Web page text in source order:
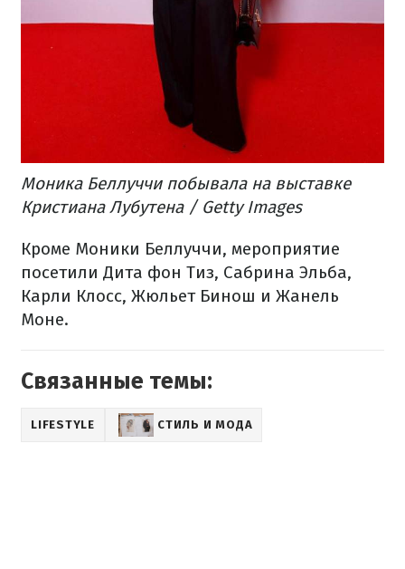
Моника Беллуччи побывала на выставке
Кристиана Лубутена / Getty Images
Кроме Моники Беллуччи, мероприятие
посетили Дита фон Тиз, Сабрина Эльба,
Карли Клосс, Жюльет Бинош и Жанель
Моне.
Связанные темы:
LIFESTYLE СТИЛЬ И МОДА